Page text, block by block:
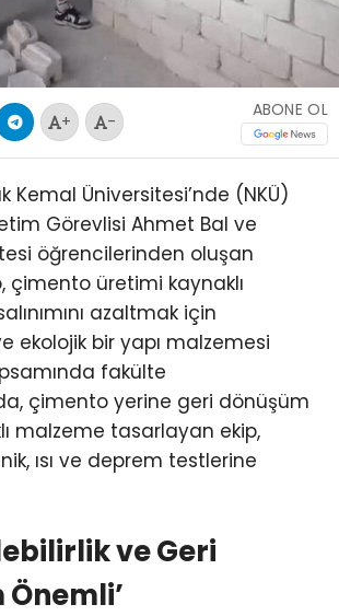
+ -
ABONE OL
Kemal Üniversitesi’nde (NKÜ)
Görevlisi Ahmet Bal ve
öğrencilerinden oluşan
çimento üretimi kaynaklı
azaltmak için
ekolojik bir yapı malzemesi
fakülte
çimento yerine geri dönüşüm
malzeme tasarlayan ekip,
ısı ve deprem testlerine
ve Geri